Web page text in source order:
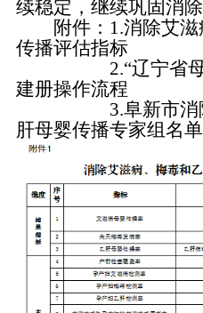
续稳定，继续巩固消除
附件：1.消除艾滋
传播评估指标
2.“辽宁省母子
建册操作流程
3.阜新市消除艾
肝母婴传播专家组名单